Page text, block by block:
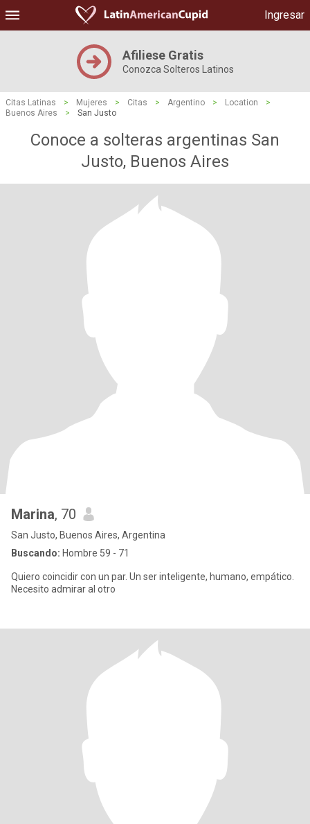
Ingresar
Afiliese Gratis
Conozca Solteros Latinos
Citas Latinas > Mujeres > Citas > Argentino > Location
>
Buenos Aires
> San Justo
Conoce a solteras argentinas San
Justo, Buenos Aires
Marina, 70
San Justo, Buenos Aires, Argentina
Buscando: Hombre 59 - 71
Quiero coincidir con un par. Un ser inteligente, humano, empático.
Necesito admirar al otro